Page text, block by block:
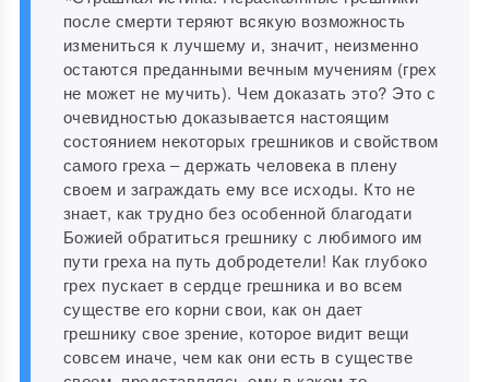
после смерти теряют всякую возможность
измениться к лучшему и, значит, неизменно
остаются преданными вечным мучениям (грех
не может не мучить). Чем доказать это? Это с
очевидностью доказывается настоящим
состоянием некоторых грешников и свойством
самого греха ‒ держать человека в плену
своем и заграждать ему все исходы. Кто не
знает, как трудно без особенной благодати
Божией обратиться грешнику с любимого им
пути греха на путь добродетели! Как глубоко
грех пускает в сердце грешника и во всем
существе его корни свои, как он дает
грешнику свое зрение, которое видит вещи
совсем иначе, чем как они есть в существе